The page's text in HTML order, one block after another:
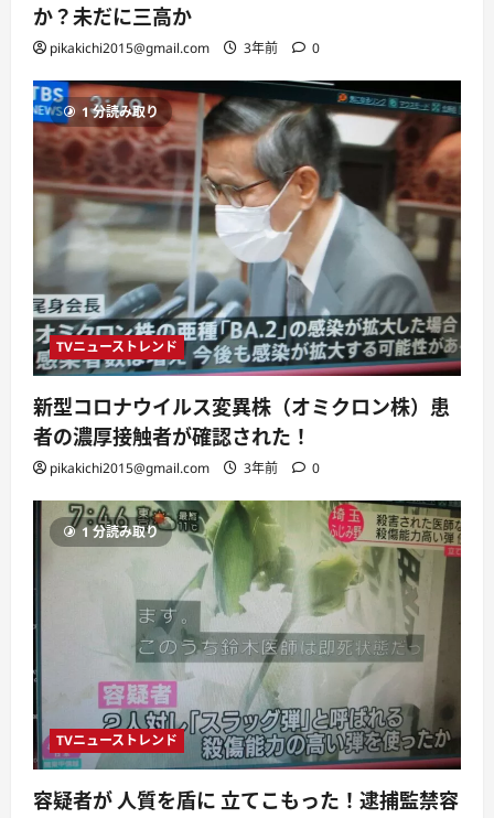
か？未だに三高か
pikakichi2015@gmail.com 3年前 0
1 分読み取り
TVニューストレンド
新型コロナウイルス変異株（オミクロン株）患
者の濃厚接触者が確認された！
pikakichi2015@gmail.com 3年前 0
1 分読み取り
TVニューストレンド
容疑者が 人質を盾に 立てこもった！逮捕監禁容